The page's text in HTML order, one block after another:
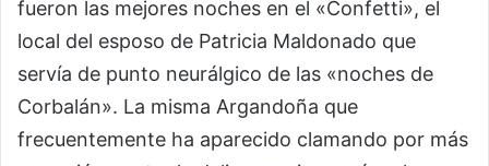
fueron las mejores noches en el «Confetti», el
local del esposo de Patricia Maldonado que
servía de punto neurálgico de las «noches de
Corbalán». La misma Argandoña que
frecuentemente ha aparecido clamando por más